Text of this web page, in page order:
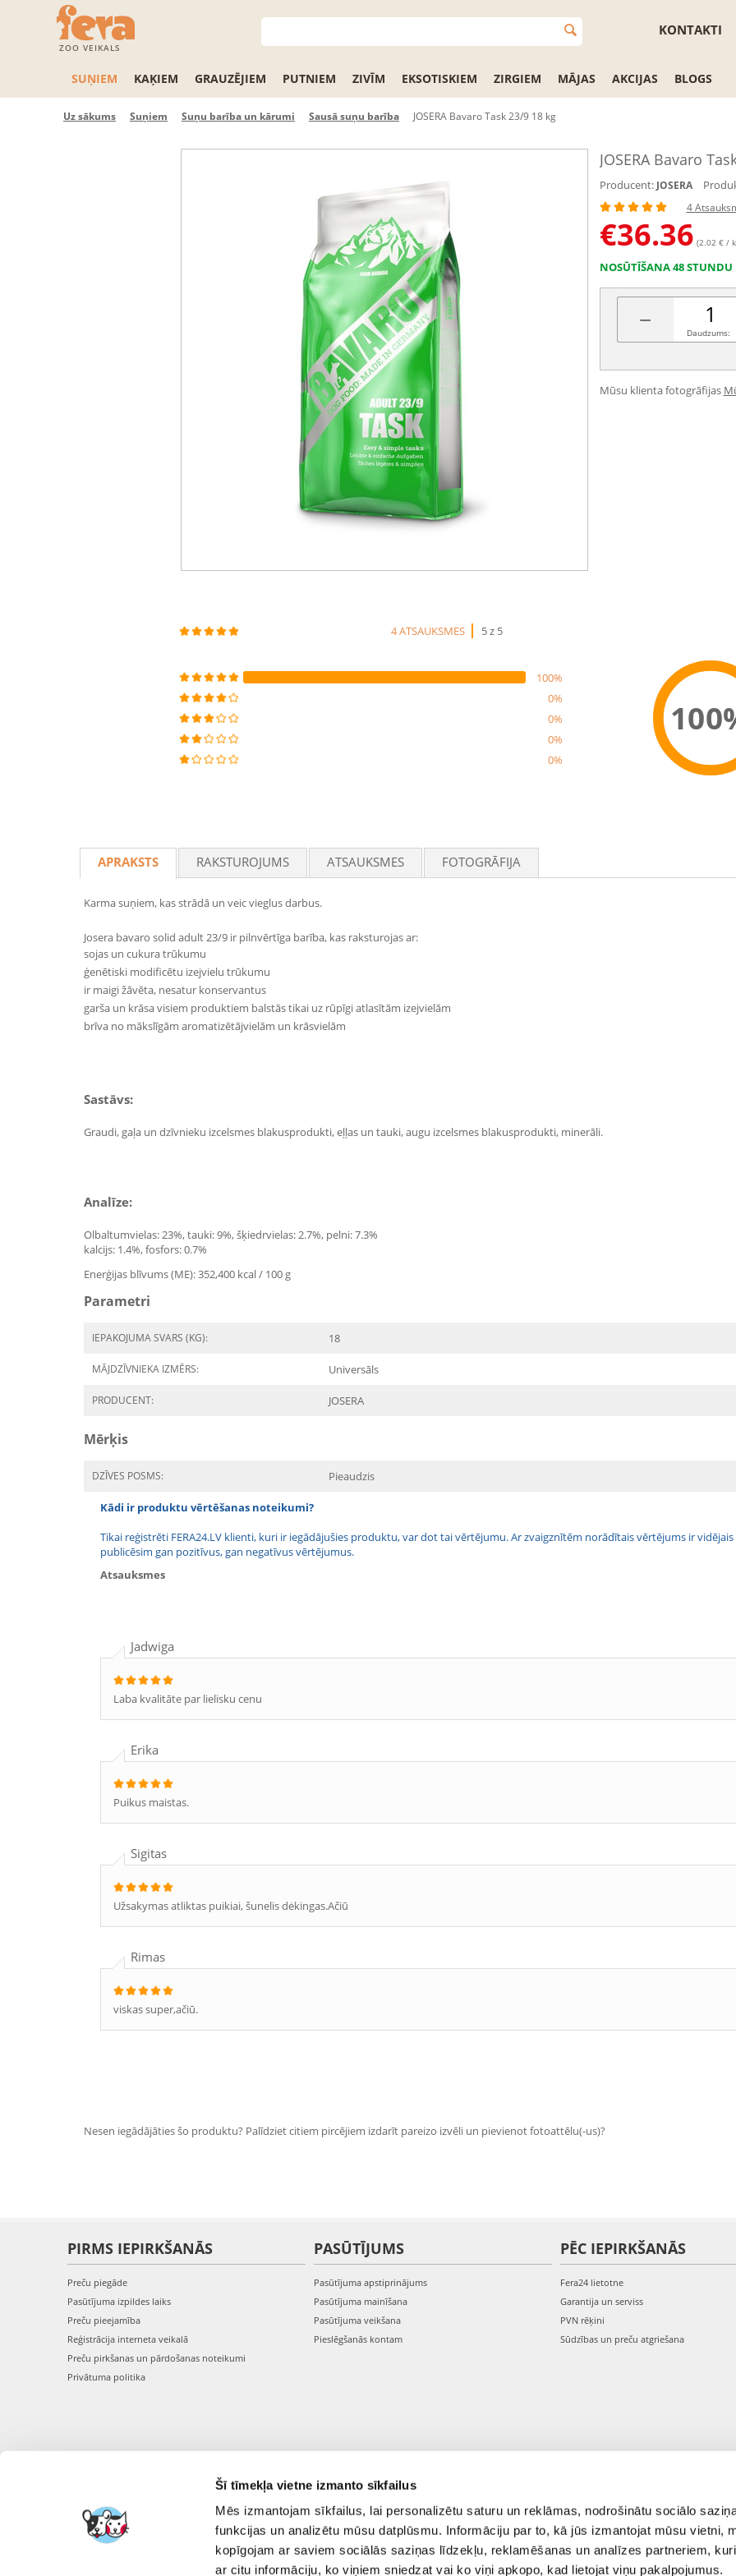
Šī tīmekļa vietne izmanto sīkfailus
Mēs izmantojam sīkfailus, lai personalizētu saturu un reklāmas, nodrošinātu sociālo
funkcijas un analizētu mūsu datplūsmu. Informāciju par to, kā jūs izmantojat mūsu vietni,
kopīgojam ar saviem sociālās saziņas līdzekļu, reklamēšanas un analīzes partneriem,
ar citu informāciju, ko viņiem sniedzat vai ko viņi apkopo, kad lietojat viņu pakalpojumus.
ZOO VEIKALS
KONTAKTI
SUŅIEM KAĶIEM GRAUZĒJIEM PUTNIEM ZIVĪM EKSOTISKIEM ZIRGIEM MĀJAS AKCIJAS BLOGS
Uz sākums Suņiem Suņu barība un kārumi Sausā suņu barība JOSERA Bavaro Task 23/9 18 kg
JOSERA Bavaro
Producent: JOSERA
4
€36.36 (2.02 € /
NOSŪTĪŠANA 48 STUNDU
− Daudzums:
Mūsu klienta fotogrāfijas
4 ATSAUKSMES 5 z 5
100%
0%
0%
0%
0%
APRAKSTS RAKSTUROJUMS ATSAUKSMES FOTOGRĀFIJA
Karma suņiem, kas strādā un veic vieglus darbus.
Josera bavaro solid adult 23/9 ir pilnvērtīga barība, kas raksturojas ar:
sojas un cukura trūkumu
ģenētiski modificētu izejvielu trūkumu
ir maigi žāvēta, nesatur konservantus
garša un krāsa visiem produktiem balstās tikai uz rūpīgi atlasītām izejvielām
brīva no mākslīgām aromatizētājvielām un krāsvielām
Sastāvs:
Graudi, gaļa un dzīvnieku izcelsmes blakusprodukti, eļļas un tauki, augu izcelsmes blakusprodukti, minerāli.
Analīze:
Olbaltumvielas: 23%, tauki: 9%, šķiedrvielas: 2.7%, pelni: 7.3%
kalcijs: 1.4%, fosfors: 0.7%
Enerģijas blīvums (ME): 352,400 kcal / 100 g
Parametri
IEPAKOJUMA SVARS (KG): 18
MĀJDZĪVNIEKA IZMĒRS: Universāls
PRODUCENT: JOSERA
Mērķis
DZĪVES POSMS: Pieaudzis
Kādi ir produktu vērtēšanas noteikumi?
Tikai reģistrēti FERA24.LV klienti, kuri ir iegādājušies produktu, var dot tai vērtējumu. Ar zvaigznītēm norādītais vērtējums ir
publicēsim gan pozitīvus, gan negatīvus vērtējumus.
Atsauksmes
Jadwiga
Laba kvalitāte par lielisku cenu
Erika
Puikus maistas.
Sigitas
Užsakymas atliktas puikiai, šunelis dėkingas.Ačiū
Rimas
viskas super,ačiū.
Nesen iegādājāties šo produktu? Palīdziet citiem pircējiem izdarīt pareizo izvēli un pievienot fotoattēlu(-us)?
PIRMS IEPIRKŠANĀS
Preču piegāde
Pasūtījuma izpildes laiks
Preču pieejamība
Reģistrācija interneta veikalā
Preču pirkšanas un pārdošanas noteikumi
Privātuma politika
PASŪTĪJUMS
Pasūtījuma apstiprinājums
Pasūtījuma mainīšana
Pasūtījuma veikšana
Pieslēgšanās kontam
PĒC IEPIRKŠANĀS
Fera24 lietotne
Garantija un serviss
PVN rēķini
Sūdzības un preču atgriešana